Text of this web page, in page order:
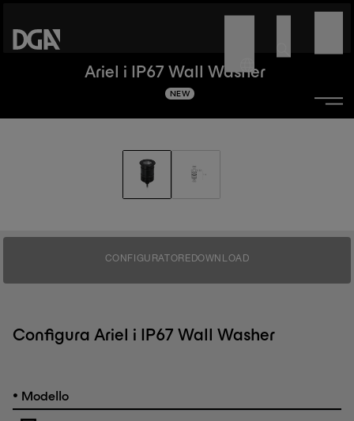
Ariel i IP67 Wall Washer
NEW
CONFIGURATORE DOWNLOAD
Configura Ariel i IP67 Wall Washer
• Modello